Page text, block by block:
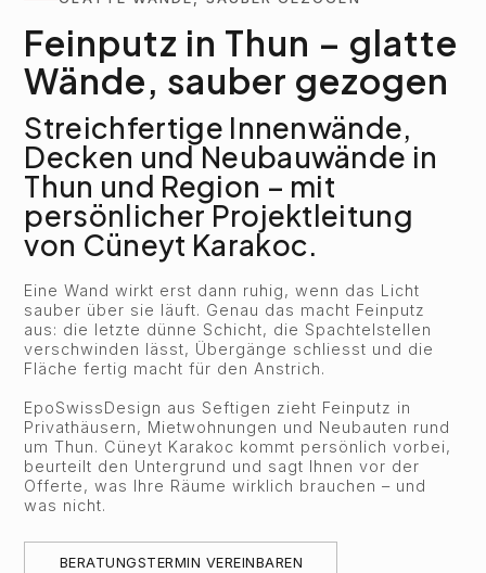
Feinputz in Thun – glatte
Wände, sauber gezogen
Streichfertige Innenwände,
Decken und Neubauwände in
Thun und Region – mit
persönlicher Projektleitung
von Cüneyt Karakoc.
Eine Wand wirkt erst dann ruhig, wenn das Licht
sauber über sie läuft. Genau das macht Feinputz
aus: die letzte dünne Schicht, die Spachtelstellen
verschwinden lässt, Übergänge schliesst und die
Fläche fertig macht für den Anstrich.
EpoSwissDesign aus Seftigen zieht Feinputz in
Privathäusern, Mietwohnungen und Neubauten rund
um Thun. Cüneyt Karakoc kommt persönlich vorbei,
beurteilt den Untergrund und sagt Ihnen vor der
Offerte, was Ihre Räume wirklich brauchen – und
was nicht.
BERATUNGSTERMIN VEREINBAREN